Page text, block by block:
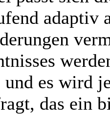
adaptiv
und es wird
das ein